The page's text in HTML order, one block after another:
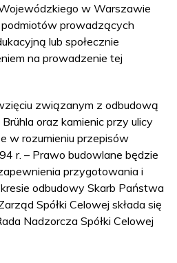
w Warszawie
prowadzących
lub społecznie
na prowadzenie tej
związanym z odbudową
Brühla oraz kamienic przy ulicy
w rozumieniu przepisów
r. – Prawo budowlane będzie
przygotowania i
odbudowy Skarb Państwa
Spółki Celowej składa się
Nadzorcza Spółki Celowej